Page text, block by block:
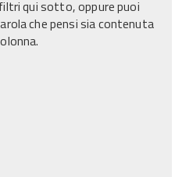
qui sotto, oppure puoi
che pensi sia contenuta